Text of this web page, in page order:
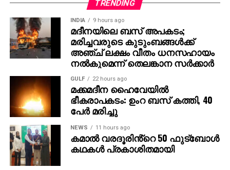
സ്വർണത്തിന്‍റെ രാജ്യാന്തര വില, ഡോളർ – രൂപ
വിനിമയ നിരക്ക്, ഇറക്കുമതി തീരുവ എന്നിവ
അടിസ്ഥാനമാക്കിയാണ് സംസ്ഥാനത്ത് സ്വർണവില
നിർണയിക്കപ്പെടുന്നത്.
TRENDING
INDIA 9 hours ago
മദീനയിലെ ബസ് അപകടം;
മരിച്ചവരുടെ കുടുംബങ്ങള്‍ക്ക്
അഞ്ച് ലക്ഷം വീതം ധനസഹായം
നല്‍കുമെന്ന് തെലങ്കാന സര്‍ക്കാര്‍
GULF 22 hours ago
മക്കമദീന ഹൈവേയില്‍
ഭീകരാപകടം: ഉംറ ബസ് കത്തി, 40
പേര്‍ മരിച്ചു
NEWS 11 hours ago
കമാൽ വരദൂരിൻ്റെ 50 ഫുട്ബോൾ
കഥകൾ പ്രകാശിതമായി